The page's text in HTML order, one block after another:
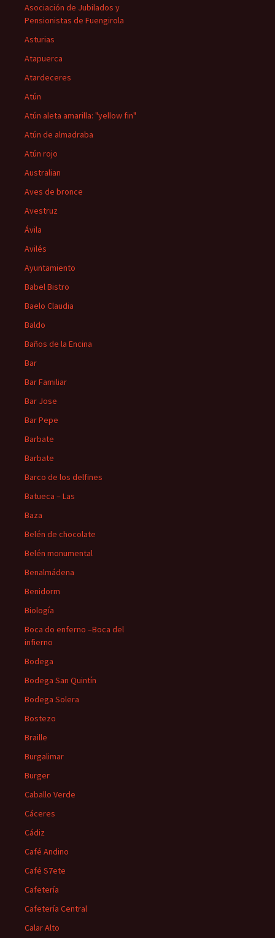
Asociación de Jubilados y
Pensionistas de Fuengirola
Asturias
Atapuerca
Atardeceres
Atún
Atún aleta amarilla: "yellow fin"
Atún de almadraba
Atún rojo
Australian
Aves de bronce
Avestruz
Ávila
Avilés
Ayuntamiento
Babel Bistro
Baelo Claudia
Baldo
Baños de la Encina
Bar
Bar Familiar
Bar Jose
Bar Pepe
Barbate
Barbate
Barco de los delfines
Batueca – Las
Baza
Belén de chocolate
Belén monumental
Benalmádena
Benidorm
Biología
Boca do enferno –Boca del
infierno
Bodega
Bodega San Quintín
Bodega Solera
Bostezo
Braille
Burgalimar
Burger
Caballo Verde
Cáceres
Cádiz
Café Andino
Café S7ete
Cafetería
Cafetería Central
Calar Alto